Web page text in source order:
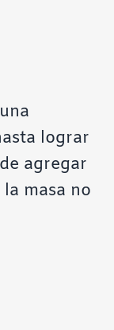
lograr
agregar
masa no